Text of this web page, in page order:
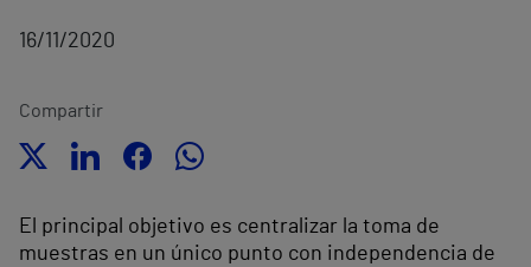
16/11/2020
Compartir
El principal objetivo es centralizar la toma de
muestras en un único punto con independencia de